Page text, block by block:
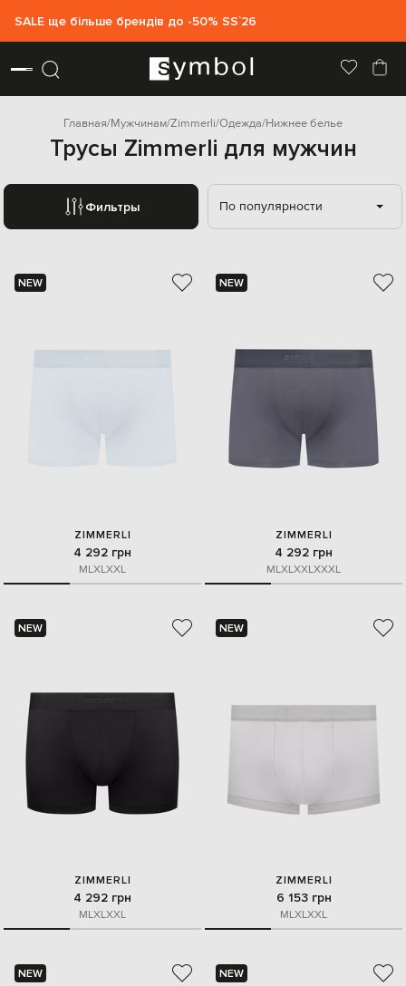
SALE ще більше брендів до -50% SS`26
Главная Мужчинам Zimmerli Одежда Нижнее белье
Трусы Zimmerli для мужчин
Фильтры По популярности
NEW
ZIMMERLI
4 292 грн
MLXLXXL
NEW
ZIMMERLI
4 292 грн
MLXLXXLXXXL
NEW
ZIMMERLI
4 292 грн
MLXLXXL
NEW
ZIMMERLI
6 153 грн
MLXLXXL
NEW NEW